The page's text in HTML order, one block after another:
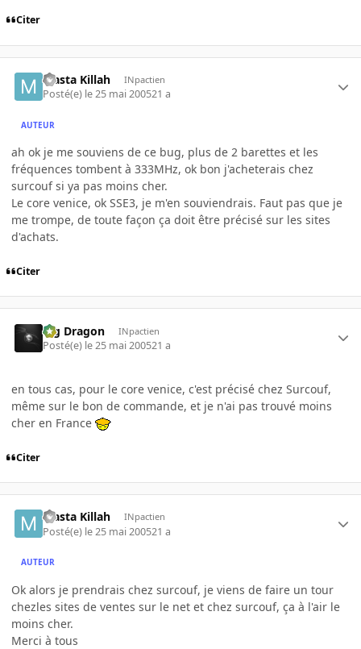
Citer
Masta Killah INpactien
Posté(e) le 25 mai 200521 a
AUTEUR
ah ok je me souviens de ce bug, plus de 2 barettes et les
fréquences tombent à 333MHz, ok bon j'acheterais chez
surcouf si ya pas moins cher.
Le core venice, ok SSE3, je m'en souviendrais. Faut pas que je
me trompe, de toute façon ça doit être précisé sur les sites
d'achats.
Citer
Big Dragon INpactien
Posté(e) le 25 mai 200521 a
en tous cas, pour le core venice, c'est précisé chez Surcouf,
même sur le bon de commande, et je n'ai pas trouvé moins
cher en France
Citer
Masta Killah INpactien
Posté(e) le 25 mai 200521 a
AUTEUR
Ok alors je prendrais chez surcouf, je viens de faire un tour
chezles sites de ventes sur le net et chez surcouf, ça à l'air le
moins cher.
Merci à tous